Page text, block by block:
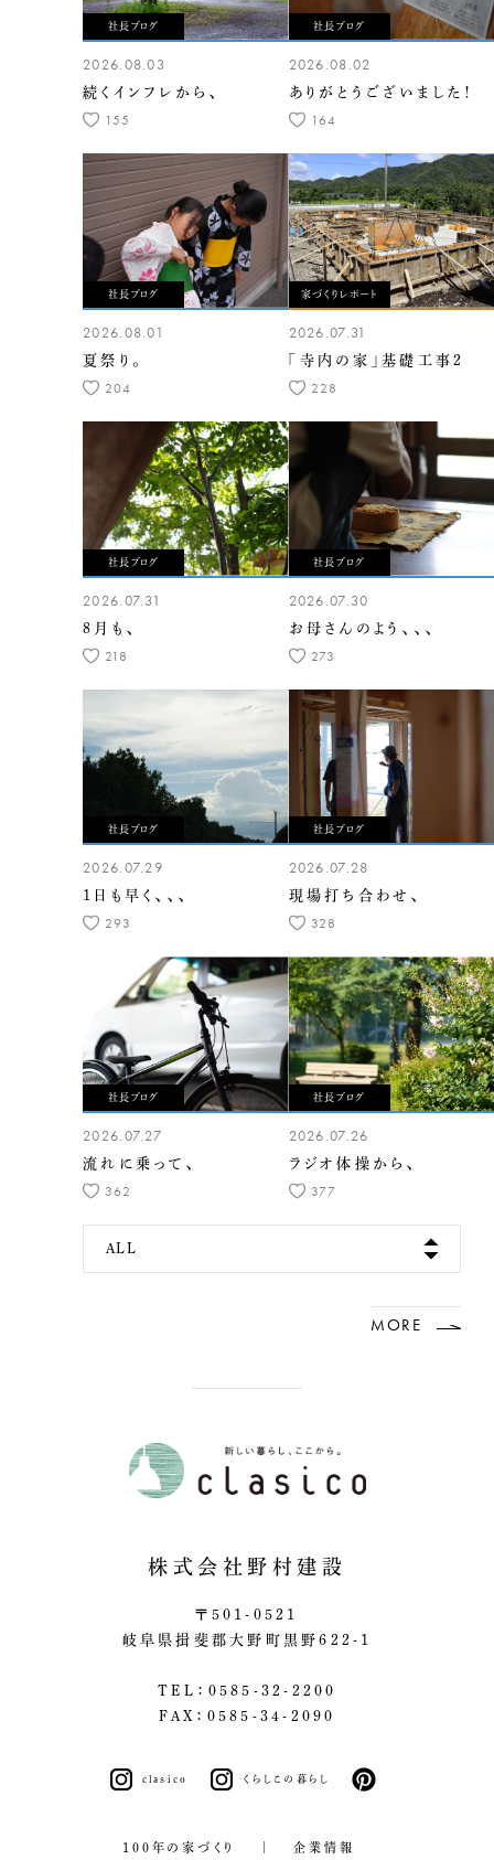
社長ブログ
2026.08.03
続くインフレから、
155
社長ブログ
2026.08.02
ありがとうございました！
164
社長ブログ
2026.08.01
夏祭り。
204
家づくりレポート
2026.07.31
「寺内の家」基礎工事2
228
社長ブログ
2026.07.31
8月も、
218
社長ブログ
2026.07.30
お母さんのよう、、、
273
社長ブログ
2026.07.29
1日も早く、、、
293
社長ブログ
2026.07.28
現場打ち合わせ、
328
社長ブログ
2026.07.27
流れに乗って、
362
社長ブログ
2026.07.26
ラジオ体操から、
377
ALL
MORE
株式会社野村建設
〒501-0521
岐阜県揖斐郡大野町黒野622-1
TEL：0585-32-2200
FAX：0585-34-2090
clasico くらしこの暮らし
100年の家づくり 企業情報